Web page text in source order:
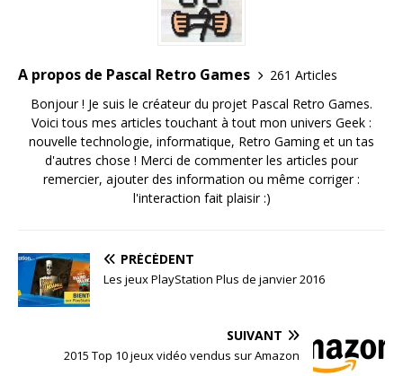
A propos de Pascal Retro Games
261 Articles
Bonjour ! Je suis le créateur du projet Pascal Retro Games.
Voici tous mes articles touchant à tout mon univers Geek :
nouvelle technologie, informatique, Retro Gaming et un tas
d'autres chose ! Merci de commenter les articles pour
remercier, ajouter des information ou même corriger :
l'interaction fait plaisir :)
PRÉCÉDENT
Les jeux PlayStation Plus de janvier 2016
SUIVANT
2015 Top 10 jeux vidéo vendus sur Amazon